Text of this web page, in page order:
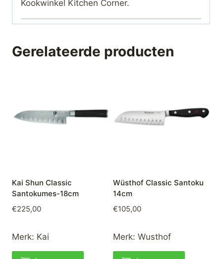
Kookwinkel Kitchen Corner.
Gerelateerde producten
Kai Shun Classic
Santokumes-18cm
€225,00
Merk: Kai
Wüsthof Classic Santoku
14cm
€105,00
Merk: Wusthof